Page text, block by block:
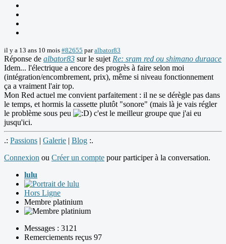
il y a 13 ans 10 mois #82655 paralbator83
Réponse de albator83 sur le sujet Re: sram red ou shimano duraace
Idem... l'électrique a encore des progrès à faire selon moi
(intégration/encombrement, prix), même si niveau fonctionnement
ça a vraiment l'air top.
Mon Red actuel me convient parfaitement : il ne se dérègle pas dans
le temps, et hormis la cassette plutôt "sonore" (mais là je vais régler
le problème sous peu
) c'est le meilleur groupe que j'ai eu
jusqu'ici.
.: Passions | Galerie | Blog :.
Connexion ou Créer un compte pour participer à la conversation.
lulu
Hors Ligne
Membre platinium
Messages : 3121
Remerciements reçus 97